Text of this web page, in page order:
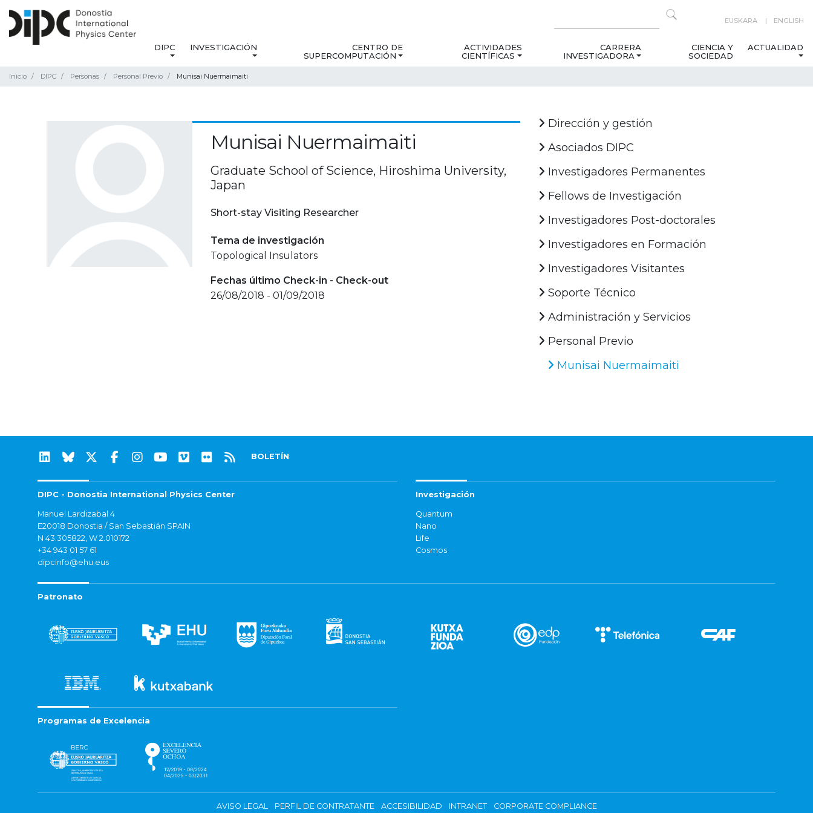
EUSKARA ENGLISH
DIPC INVESTIGACIÓN
CENTRO DE
SUPERCOMPUTACIÓN
ACTIVIDADES
CIENTÍFICAS
CARRERA
INVESTIGADORA
CIENCIA Y
SOCIEDAD
ACTUALIDAD
Inicio DIPC Personas Personal Previo Munisai Nuermaimaiti
Munisai Nuermaimaiti
Graduate School of Science, Hiroshima University,
Japan
Short-stay Visiting Researcher
Tema de investigación
Topological Insulators
Fechas último Check-in - Check-out
26/08/2018 - 01/09/2018
Dirección y gestión
Asociados DIPC
Investigadores Permanentes
Fellows de Investigación
Investigadores Post-doctorales
Investigadores en Formación
Investigadores Visitantes
Soporte Técnico
Administración y Servicios
Personal Previo
Munisai Nuermaimaiti
BOLETÍN
DIPC - Donostia International Physics Center
Manuel Lardizabal 4
E20018 Donostia / San Sebastián SPAIN
N 43.305822, W 2.010172
+34 943 01 57 61
dipcinfo@ehu.eus
Investigación
Quantum
Nano
Life
Cosmos
Patronato
Programas de Excelencia
AVISO LEGAL PERFIL DE CONTRATANTE ACCESIBILIDAD INTRANET CORPORATE COMPLIANCE